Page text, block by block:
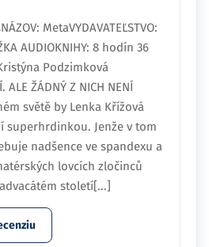
MetaVYDAVATEĽSTVO:
AUDIOKNIHY: 8 hodín 36
Podzimková
ALE ŽÁDNÝ Z NICH NENÍ
světě by Lenka Křížová
superhrdinkou. Jenže v tom
nadšence ve spandexu a
lovcích zločinců
století[...]